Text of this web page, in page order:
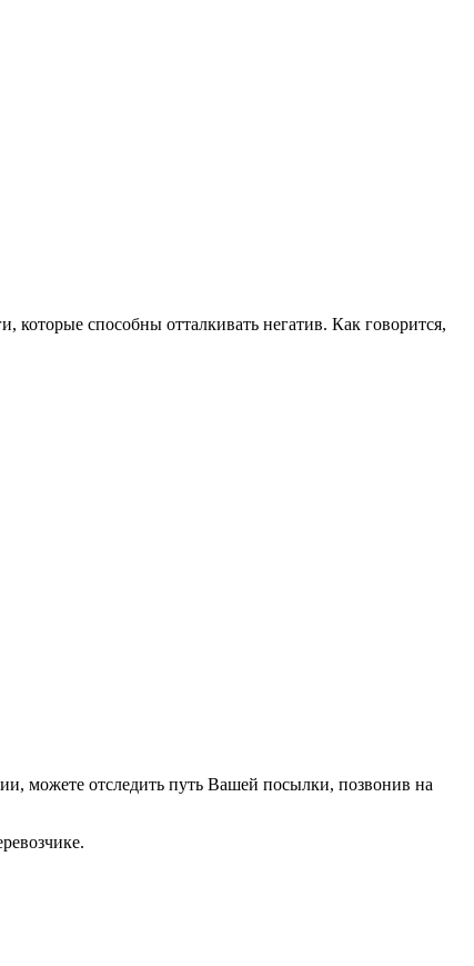
способны отталкивать негатив. Как говорится,
можете отследить путь Вашей посылки, позвонив на